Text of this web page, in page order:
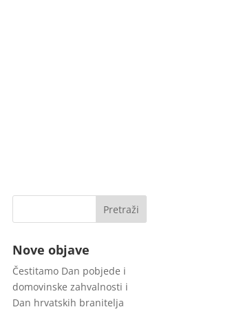
Nove objave
Čestitamo Dan pobjede i
domovinske zahvalnosti i
Dan hrvatskih branitelja